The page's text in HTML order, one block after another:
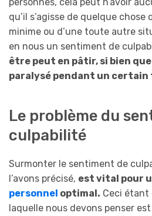
qu’il s’agisse de quelque chose
minime ou d’une toute autre
en nous un sentiment de
être peut en pâtir, si bien que
paralysé pendant un certain
Le problème du
culpabilité
Surmonter le sentiment de
l’avons précisé, est vital pour
personnel optimal. Ceci étant
laquelle nous devons penser